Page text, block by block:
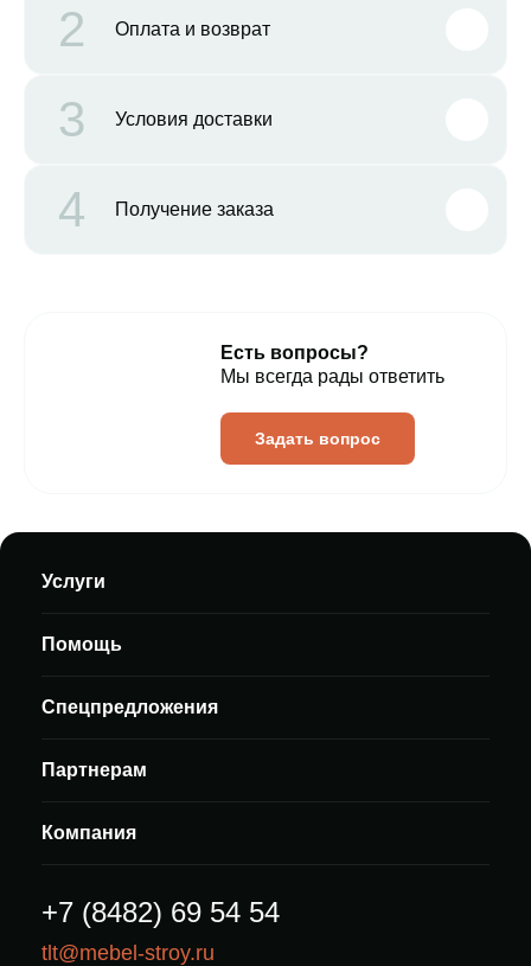
2 Оплата и возврат
3 Условия доставки
4 Получение заказа
Есть вопросы?
Мы всегда рады ответить
Задать вопрос
Услуги
Помощь
Спецпредложения
Партнерам
Компания
+7 (8482) 69 54 54
tlt@mebel-stroy.ru